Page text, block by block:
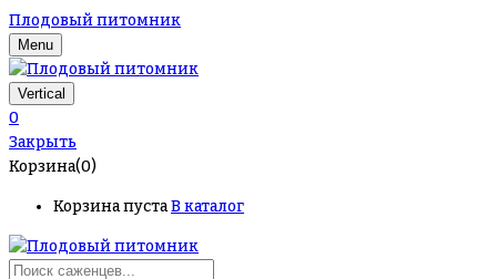
Плодовый питомник
Menu
Vertical
0
Закрыть
Корзина(0)
Корзина пустаВ каталог